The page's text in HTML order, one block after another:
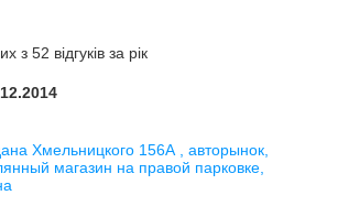
з 52 відгуків за рік
Хмельницкого 156А , авторынок,
магазин на правой парковке,